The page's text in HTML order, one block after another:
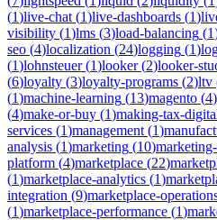
(1)live-chat (1)live-dashboards (1)
visibility (1)lms (3)load-balancing (1
seo (4)localization (24)logging (1)
(1)lohnsteuer(1)looker(2)looker-
(6)loyalty (3)loyalty-programs (2)ltv
(1)machine-learning (13)magento (4)
(4)make-or-buy (1)making-tax-
services (1)management (1)
analysis (1)marketing (10)
platform (4)marketplace (22)
(1)marketplace-analytics (1)
integration (9)marketplace-
(1)marketplace-performance (1)